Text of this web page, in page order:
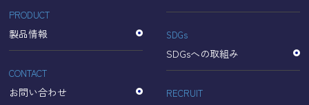
名古屋理研電具株式会社
TEL：052-833-1248
PRODUCT
製品情報
CONTACT
お問い合わせ
SDGs
SDGsへの取組み
RECRUIT